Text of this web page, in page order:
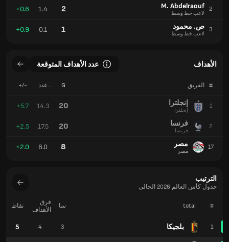
2
M. Abdelraouf
لاعب خط وسط 2
1.4
+0.6
3 ص. محمود
لاعب خط وسط 1
0.1
+0.9
الأهداف عدد الأهداف المتوقعة
# الفريق G
عدد
+/-
1 إنجلترا
إنجلترا 20
14.3
+5.7
2 فرنسا
فرنسا 20
17.5
+2.5
17 مصر
مصر 8
6.0
+2.0
الترتيب
جدول كأس العالم 2026 الحالي
#
total
1 بلجيكا
سا
فرق
الأهداف
نقاط
3
4
5